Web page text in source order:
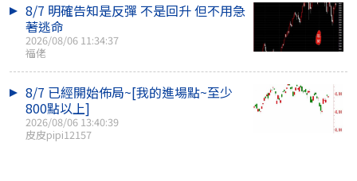
8/7 明確告知是反彈 不是回升 但不用急
著逃命
2026/08/06 11:34:37
福佬
8/7 已經開始佈局~[我的進場點~至少
800點以上]
2026/08/06 13:40:39
皮皮pipi12157